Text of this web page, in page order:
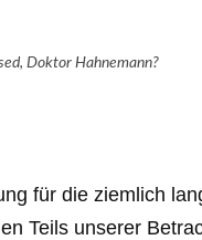
Doktor Hahnemann?
für die ziemlich
Teils unserer